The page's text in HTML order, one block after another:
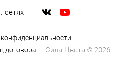
сетях
договора
Сила Цвета © 2026